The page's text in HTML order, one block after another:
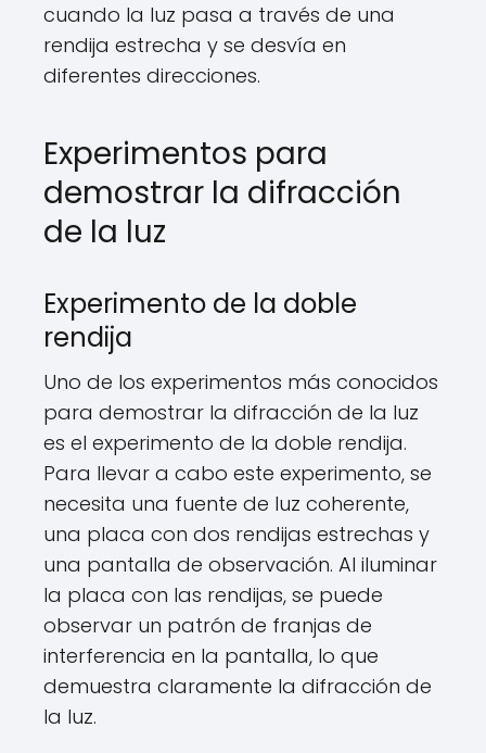
cuando la luz pasa a través de una
rendija estrecha y se desvía en
diferentes direcciones.
Experimentos para
demostrar la difracción
de la luz
Experimento de la doble
rendija
Uno de los experimentos más conocidos
para demostrar la difracción de la luz
es el experimento de la doble rendija.
Para llevar a cabo este experimento, se
necesita una fuente de luz coherente,
una placa con dos rendijas estrechas y
una pantalla de observación. Al iluminar
la placa con las rendijas, se puede
observar un patrón de franjas de
interferencia en la pantalla, lo que
demuestra claramente la difracción de
la luz.